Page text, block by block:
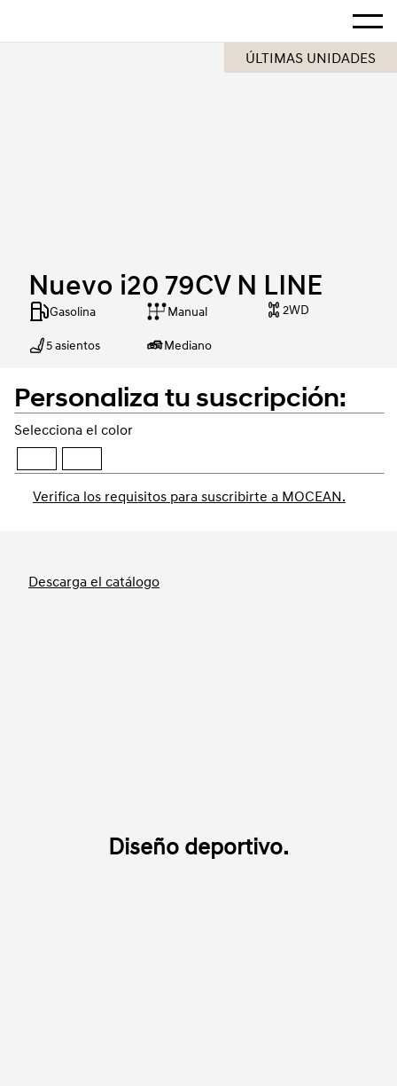
ÚLTIMAS UNIDADES
Nuevo i20 79CV N LINE
Gasolina Manual 2WD
5 asientos Mediano
Descarga el catálogo
Personaliza tu suscripción:
Selecciona el color
Verifica los requisitos para suscribirte a MOCEAN.
Diseño deportivo.